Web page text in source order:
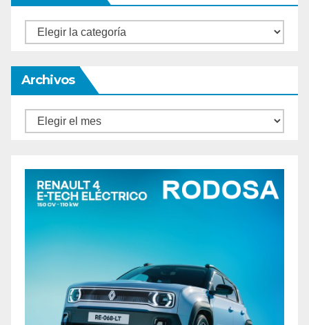
Categorías
Archivos
Archivos